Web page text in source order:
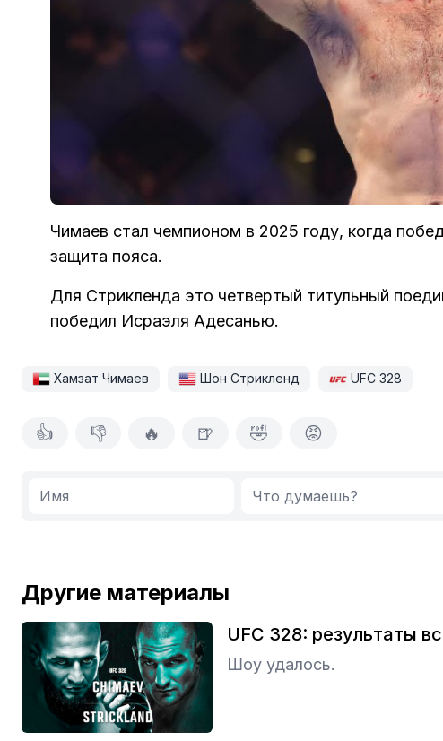
Чимаев стал чемпионом в 2025 году, когда
защита пояса.
Для Стрикленда это четвертый титульный
победил Исраэля Адесанью.
Хамзат Чимаев Шон Стрикленд UFC 328
👍 👎 🔥 🍺 🤣 😡
Другие материалы
UFC 328: результаты
Шоу удалось.